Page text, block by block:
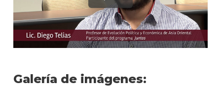
Galería de imágenes: